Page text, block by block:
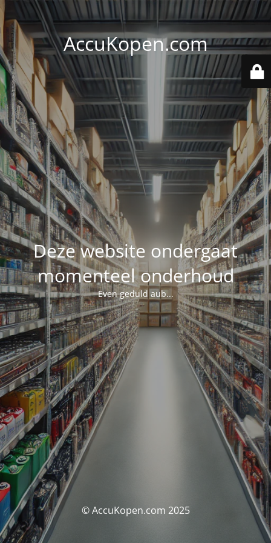
AccuKopen.com
Deze website ondergaat
momenteel onderhoud
Even geduld aub...
© AccuKopen.com 2025